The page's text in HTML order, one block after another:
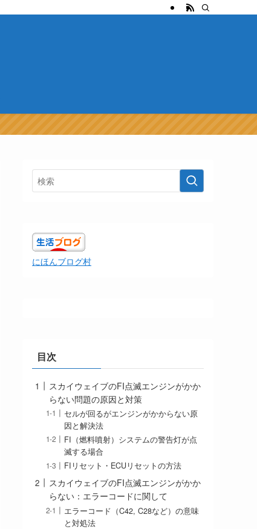
にほんブログ村
目次
スカイウェイブのFI点滅エンジンがかか
らない問題の原因と対策
セルが回るがエンジンがかからない原
因と解決法
FI（燃料噴射）システムの警告灯が点
滅する場合
FIリセット・ECUリセットの方法
スカイウェイブのFI点滅エンジンがかか
らない：エラーコードに関して
エラーコード（C42, C28など）の意味
と対処法